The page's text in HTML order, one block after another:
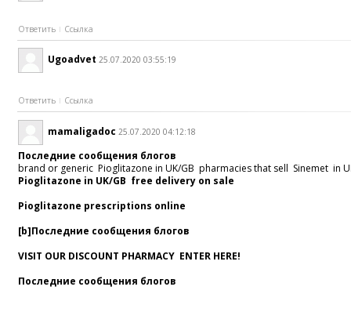
Ответить Ссылка
Ugoadvet 25.07.2020 03:55:19
Ответить Ссылка
mamaligadoc 25.07.2020 04:12:18
Последние сообщения блогов
brand or generic Pioglitazone in UK/GB pharmacies that sell Sinemet in
Pioglitazone in UK/GB free delivery on sale
Pioglitazone prescriptions online
[b]Последние сообщения блогов
VISIT OUR DISCOUNT PHARMACY ENTER HERE!
Последние сообщения блогов